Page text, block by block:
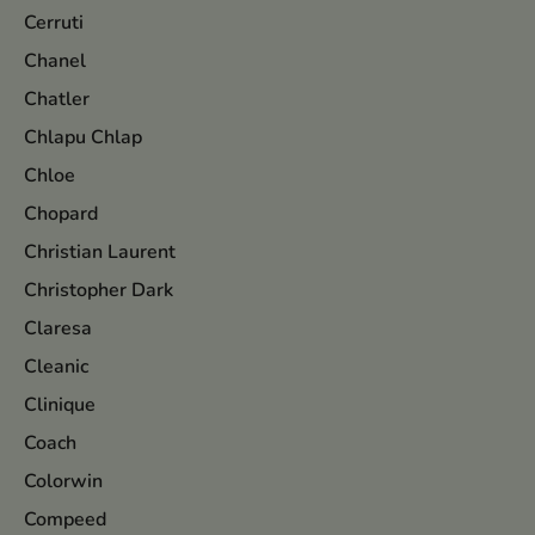
Cerruti
Chanel
Chatler
Chlapu Chlap
Chloe
Chopard
Christian Laurent
Christopher Dark
Claresa
Cleanic
Clinique
Coach
Colorwin
Compeed